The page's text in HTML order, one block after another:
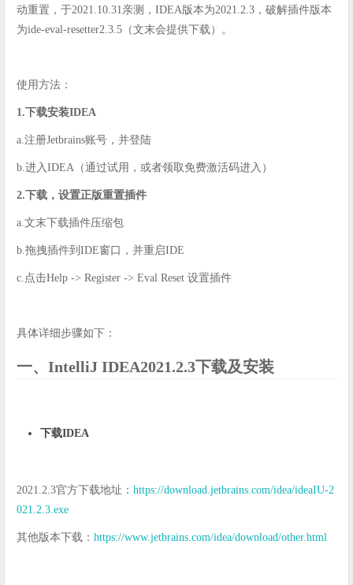
动重置，于2021.10.31亲测，IDEA版本为2021.2.3，破解插件版本
为ide-eval-resetter2.3.5（文末会提供下载）。
使用方法：
1.下载安装IDEA
a.注册Jetbrains账号，并登陆
b.进入IDEA（通过试用，或者领取免费激活码进入）
2.下载，设置正版重置插件
a.文末下载插件压缩包
b.拖拽插件到IDE窗口，并重启IDE
c.点击Help -> Register -> Eval Reset 设置插件
具体详细步骤如下：
一、IntelliJ IDEA2021.2.3下载及安装
下载IDEA
2021.2.3官方下载地址： https://download.jetbrains.com/idea/ideaIU-2
021.2.3.exe
其他版本下载： https://www.jetbrains.com/idea/download/other.html